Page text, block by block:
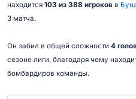
находится 103 из 388 игроковв
3 матча.
Он забил в общей сложности 4
сезоне лиги, благодаря чему
бомбардиров команды.